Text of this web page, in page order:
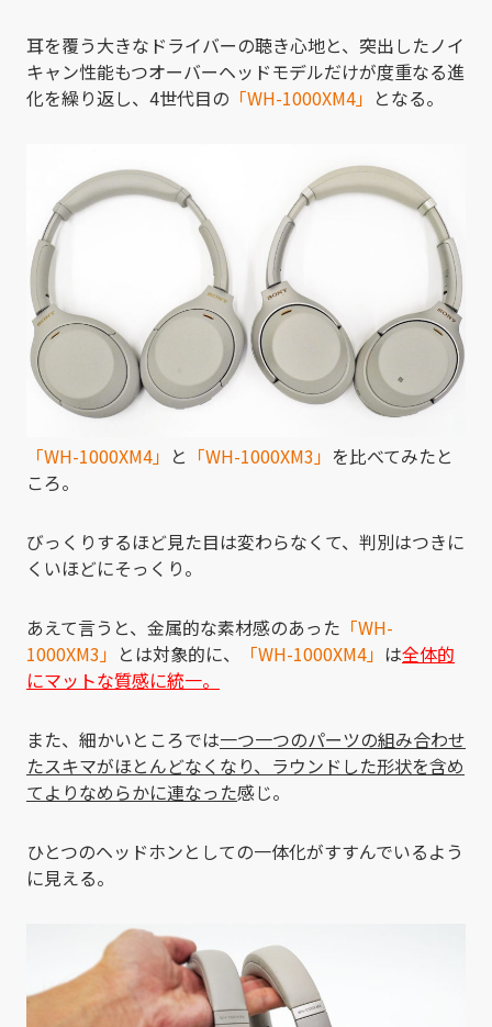
耳を覆う大きなドライバーの聴き心地と、突出したノイ
キャン性能もつオーバーヘッドモデルだけが度重なる進
化を繰り返し、4世代目の 「WH-1000XM4」 となる。
「WH-1000XM4」 と 「WH-1000XM3」 を比べてみたと
ころ。
びっくりするほど見た目は変わらなくて、判別はつきに
くいほどにそっくり。
あえて言うと、金属的な素材感のあった 「WH-
1000XM3」 とは対象的に、 「WH-1000XM4」 は全体的
にマットな質感に統一。
また、細かいところでは一つ一つのパーツの組み合わせ
たスキマがほとんどなくなり、ラウンドした形状を含め
てよりなめらかに連なった感じ。
ひとつのヘッドホンとしての一体化がすすんでいるよう
に見える。